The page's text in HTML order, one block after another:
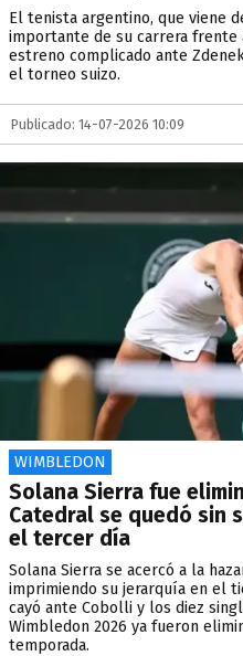
El tenista argentino, que viene
importante de su carrera frente
estreno complicado ante
el torneo suizo.
Publicado: 14-07-2026 10:09
WIMBLEDON
Solana Sierra fue
Catedral se quedó sin
el tercer día
Solana Sierra se acercó a la
imprimiendo su jerarquía en el
cayó ante Cobolli y los diez
Wimbledon 2026 ya fueron
temporada.